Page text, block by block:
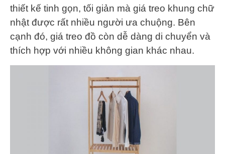
thiết kế tinh gọn, tối giản mà giá treo khung chữ
nhật được rất nhiều người ưa chuộng. Bên
cạnh đó, giá treo đồ còn dễ dàng di chuyển và
thích hợp với nhiều không gian khác nhau.